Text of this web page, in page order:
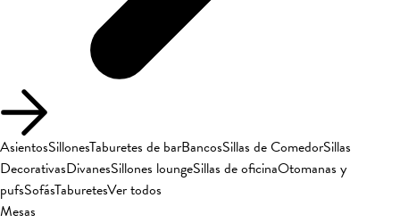
AsientosSillonesTaburetes de barBancosSillas de ComedorSillas
DecorativasDivanesSillones loungeSillas de oficinaOtomanas y
pufsSofásTaburetesVer todos
Mesas